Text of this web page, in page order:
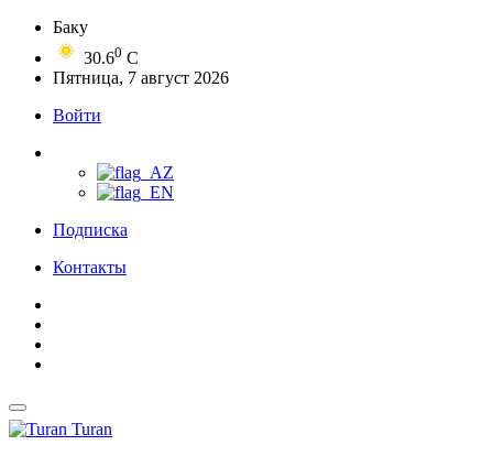
Баку
30.60 C
Пятница, 7 август 2026
Войти
Подписка
Контакты
Turan